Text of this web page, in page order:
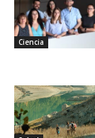
Ciencia